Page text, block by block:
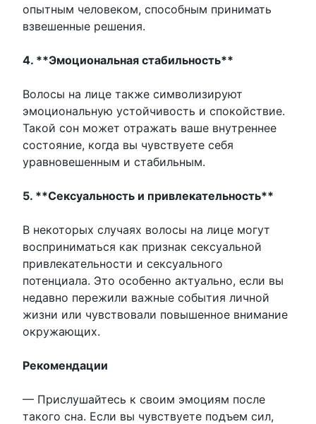
опытным человеком, способным принимать
взвешенные решения.
4. **Эмоциональная стабильность**
Волосы на лице также символизируют
эмоциональную устойчивость и спокойствие.
Такой сон может отражать ваше внутреннее
состояние, когда вы чувствуете себя
уравновешенным и стабильным.
5. **Сексуальность и привлекательность**
В некоторых случаях волосы на лице могут
восприниматься как признак сексуальной
привлекательности и сексуального
потенциала. Это особенно актуально, если вы
недавно пережили важные события личной
жизни или чувствовали повышенное внимание
окружающих.
Рекомендации
— Прислушайтесь к своим эмоциям после
такого сна. Если вы чувствуете подъем сил,